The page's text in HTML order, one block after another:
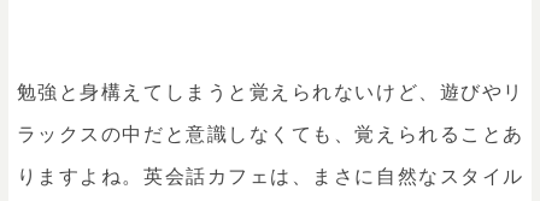
勉強と身構えてしまうと覚えられないけど、遊びやリ
ラックスの中だと意識しなくても、覚えられることあ
りますよね。英会話カフェは、まさに自然なスタイル